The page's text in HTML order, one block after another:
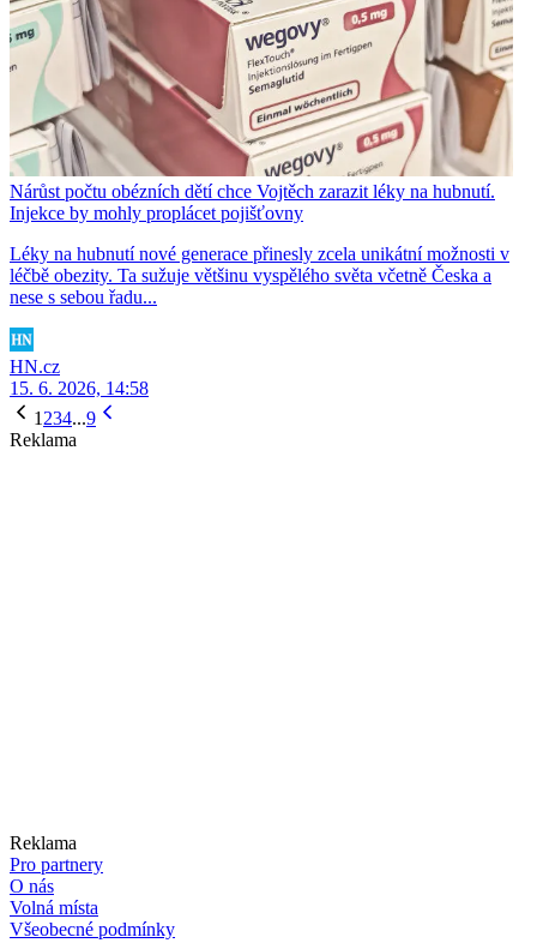
Nárůst počtu obézních dětí chce Vojtěch zarazit léky na hubnutí.
Injekce by mohly proplácet pojišťovny
Léky na hubnutí nové generace přinesly zcela unikátní možnosti v
léčbě obezity. Ta sužuje většinu vyspělého světa včetně Česka a
nese s sebou řadu...
HN.cz
15. 6. 2026, 14:58
1234...9
Reklama
Reklama
Pro partnery
O nás
Volná místa
Všeobecné podmínky